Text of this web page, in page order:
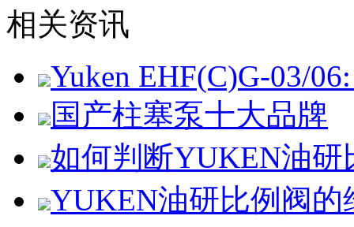
相关资讯
Yuken EHF(C)G-03/
国产柱塞泵十大品牌
如何判断YUKEN油
YUKEN油研比例阀的